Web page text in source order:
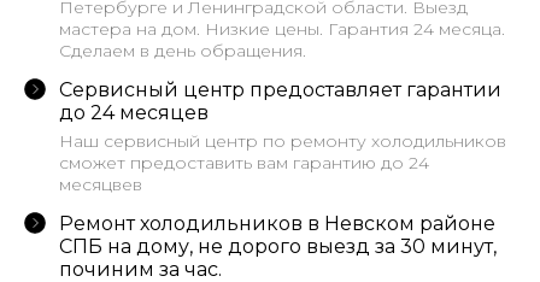
Петербурге и Ленинградской области. Выезд
мастера на дом. Низкие цены. Гарантия 24 месяца.
Сделаем в день обращения.
Сервисный центр предоставляет гарантии
до 24 месяцев
Наш сервисный центр по ремонту холодильников
сможет предоставить вам гарантию до 24
месяцвев
Ремонт холодильников в Невском районе
СПБ на дому, не дорого выезд за 30 минут,
починим за час.